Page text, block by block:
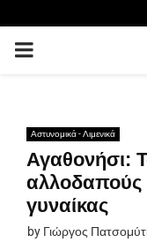
PRIMARY
Αστυνομικά - Λιμενικά
Αγαθονήσι:
αλλοδαπούς
γυναίκας
by Γιώργος